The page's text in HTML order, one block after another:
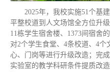
2025年，我校实施51个基
平整校道到人文场馆全方位升
11栋学生宿舍楼、1373间宿舍
对2个学生食堂、4条校道、4
心、门岗等进行升级改造；完
实验室的教学科研条件提质改